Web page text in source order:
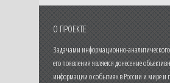
О ПРОЕКТЕ
Задачами информационно-
его появления является донесение
информации о событиях в России и мире и